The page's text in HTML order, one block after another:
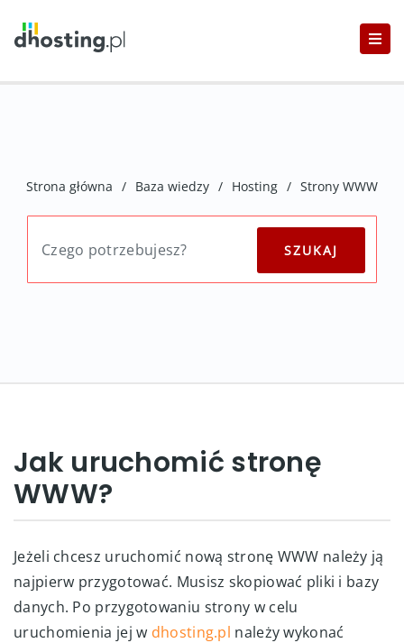
Strona główna / Baza wiedzy / Hosting / Strony WWW
Jak uruchomić stronę
WWW?
Jeżeli chcesz uruchomić nową stronę WWW należy ją
najpierw przygotować. Musisz skopiować pliki i bazy
danych. Po przygotowaniu strony w celu
uruchomienia jej w dhosting.pl należy wykonać